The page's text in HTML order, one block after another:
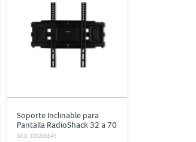
Soporte Inclinable para
Pantalla RadioShack 32 a 70
pulg. Negro
SKU: 100206541